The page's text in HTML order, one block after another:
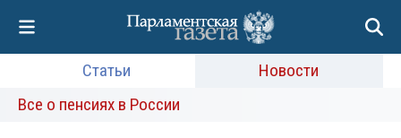
Статьи
Новости
Все о пенсиях в России